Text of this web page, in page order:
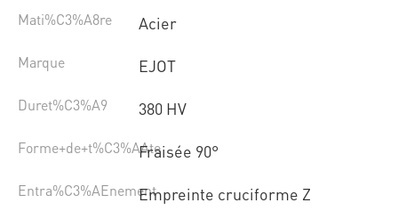
Mati%C3%A8re Acier
Marque EJOT
Duret%C3%A9 380 HV
Forme+de+t%C3%AAteFraisée 90°
Entra%C3%AEnementEmpreinte cruciforme Z